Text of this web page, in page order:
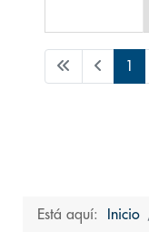
1
Está aquí: Inicio